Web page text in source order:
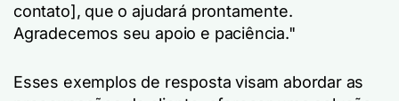
contato], que o ajudará prontamente.
Agradecemos seu apoio e paciência."
Esses exemplos de resposta visam abordar as